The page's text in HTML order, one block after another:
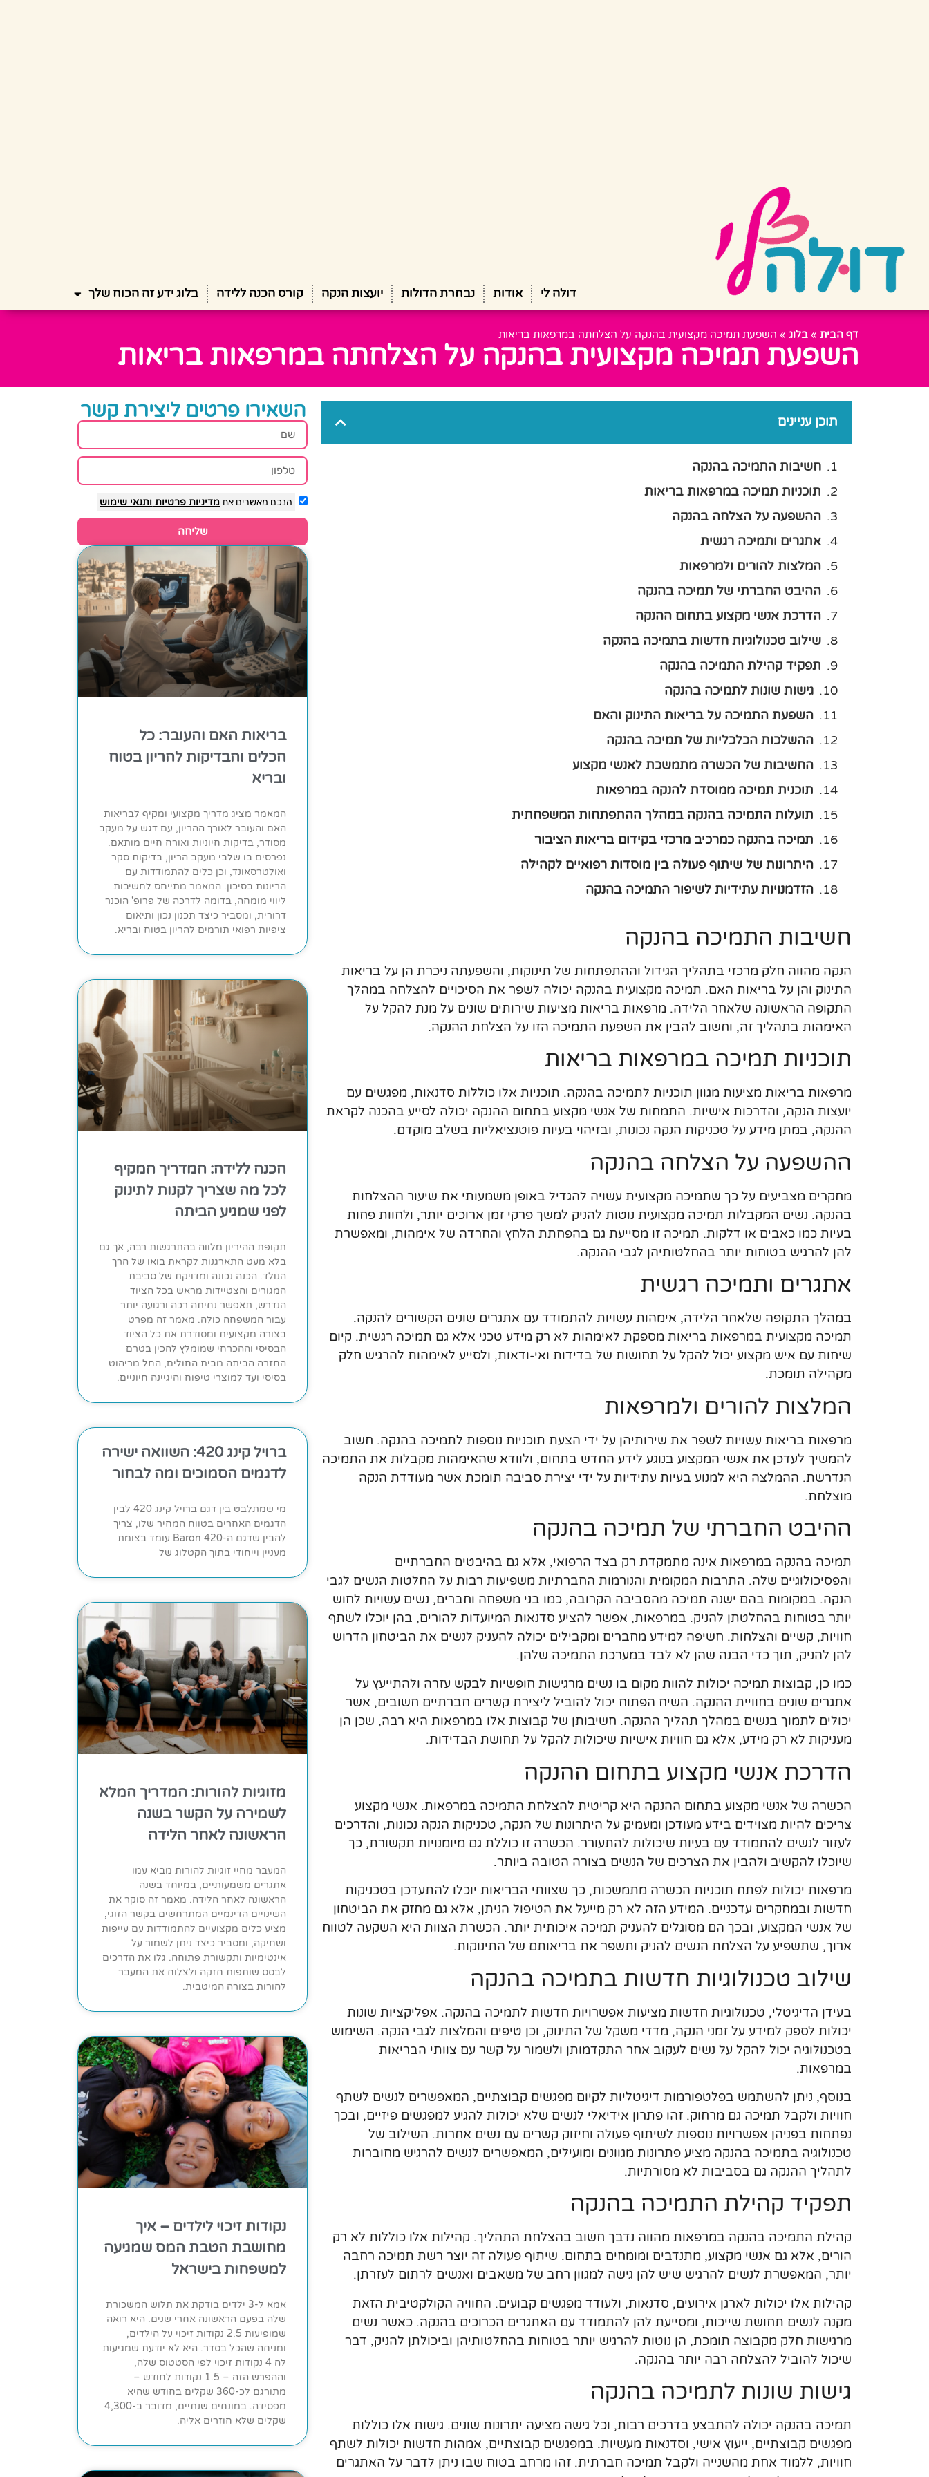
דולה לי אודות נבחרת הדולות יועצות הנקה קורס הכנה ללידה בלוג ידע זה הכוח שלך
דף הבית » בלוג » השפעת תמיכה מקצועית בהנקה על הצלחתה במרפאות בריאות
השפעת תמיכה מקצועית בהנקה על הצלחתה במרפאות בריאות
תוכן עניינים
חשיבות התמיכה בהנקה
תוכניות תמיכה במרפאות בריאות
ההשפעה על הצלחה בהנקה
אתגרים ותמיכה רגשית
המלצות להורים ולמרפאות
ההיבט החברתי של תמיכה בהנקה
הדרכת אנשי מקצוע בתחום ההנקה
שילוב טכנולוגיות חדשות בתמיכה בהנקה
תפקיד קהילת התמיכה בהנקה
גישות שונות לתמיכה בהנקה
השפעת התמיכה על בריאות התינוק והאם
ההשלכות הכלכליות של תמיכה בהנקה
החשיבות של הכשרה מתמשכת לאנשי מקצוע
תוכנית תמיכה ממוסדת להנקה במרפאות
תועלות התמיכה בהנקה במהלך ההתפתחות המשפחתית
תמיכה בהנקה כמרכיב מרכזי בקידום בריאות הציבור
היתרונות של שיתוף פעולה בין מוסדות רפואיים לקהילה
הזדמנויות עתידיות לשיפור התמיכה בהנקה
חשיבות התמיכה בהנקה
הנקה מהווה חלק מרכזי בתהליך הגידול וההתפתחות של תינוקות, והשפעתה ניכרת הן על בריאות
התינוק והן על בריאות האם. תמיכה מקצועית בהנקה יכולה לשפר את הסיכויים להצלחה במהלך
התקופה הראשונה שלאחר הלידה. מרפאות בריאות מציעות שירותים שונים על מנת להקל על
האימהות בתהליך זה, וחשוב להבין את השפעת התמיכה הזו על הצלחת ההנקה.
תוכניות תמיכה במרפאות בריאות
מרפאות בריאות מציעות מגוון תוכניות לתמיכה בהנקה. תוכניות אלו כוללות סדנאות, מפגשים עם
יועצות הנקה, והדרכות אישיות. התמחות של אנשי מקצוע בתחום ההנקה יכולה לסייע בהכנה לקראת
ההנקה, במתן מידע על טכניקות הנקה נכונות, ובזיהוי בעיות פוטנציאליות בשלב מוקדם.
ההשפעה על הצלחה בהנקה
מחקרים מצביעים על כך שתמיכה מקצועית עשויה להגדיל באופן משמעותי את שיעור ההצלחות
בהנקה. נשים המקבלות תמיכה מקצועית נוטות להניק למשך פרקי זמן ארוכים יותר, ולחוות פחות
בעיות כמו כאבים או דלקות. תמיכה זו מסייעת גם בהפחתת הלחץ והחרדה של אימהות, ומאפשרת
להן להרגיש בטוחות יותר בהחלטותיהן לגבי ההנקה.
אתגרים ותמיכה רגשית
במהלך התקופה שלאחר הלידה, אימהות עשויות להתמודד עם אתגרים שונים הקשורים להנקה.
תמיכה מקצועית במרפאות בריאות מספקת לאימהות לא רק מידע טכני אלא גם תמיכה רגשית. קיום
שיחות עם איש מקצוע יכול להקל על תחושות של בדידות ואי-ודאות, ולסייע לאימהות להרגיש חלק
מקהילה תומכת.
המלצות להורים ולמרפאות
מרפאות בריאות עשויות לשפר את שירותיהן על ידי הצעת תוכניות נוספות לתמיכה בהנקה. חשוב
להמשיך לעדכן את אנשי המקצוע בנוגע לידע החדש בתחום, ולוודא שהאימהות מקבלות את התמיכה
הנדרשת. ההמלצה היא למנוע בעיות עתידיות על ידי יצירת סביבה תומכת אשר מעודדת הנקה
מוצלחת.
ההיבט החברתי של תמיכה בהנקה
תמיכה בהנקה במרפאות אינה מתמקדת רק בצד הרפואי, אלא גם בהיבטים החברתיים
והפסיכולוגיים שלה. התרבות המקומית והנורמות החברתיות משפיעות רבות על החלטות הנשים לגבי
הנקה. במקומות בהם ישנה תמיכה מהסביבה הקרובה, כמו בני משפחה וחברים, נשים עשויות לחוש
יותר בטוחות בהחלטתן להניק. במרפאות, אפשר להציע סדנאות המיועדות להורים, בהן יוכלו לשתף
חוויות, קשיים והצלחות. חשיפה למידע מחברים ומקבילים יכולה להעניק לנשים את הביטחון הדרוש
להן להניק, תוך כדי הבנה שהן לא לבד במערכת התמיכה שלהן.
כמו כן, קבוצות תמיכה יכולות להוות מקום בו נשים מרגישות חופשיות לבקש עזרה ולהתייעץ על
אתגרים שונים בחוויית ההנקה. השיח הפתוח יכול להוביל ליצירת קשרים חברתיים חשובים, אשר
יכולים לתמוך בנשים במהלך תהליך ההנקה. חשיבותן של קבוצות אלו במרפאות היא רבה, שכן הן
מעניקות לא רק מידע, אלא גם חוויות אישיות שיכולות להקל על תחושת הבדידות.
הדרכת אנשי מקצוע בתחום ההנקה
הכשרה של אנשי מקצוע בתחום ההנקה היא קריטית להצלחת התמיכה במרפאות. אנשי מקצוע
צריכים להיות מצוידים בידע מעודכן ומעמיק על היתרונות של הנקה, טכניקות הנקה נכונות, והדרכים
לעזור לנשים להתמודד עם בעיות שיכולות להתעורר. הכשרה זו כוללת גם מיומנויות תקשורת, כך
שיוכלו להקשיב ולהבין את הצרכים של הנשים בצורה הטובה ביותר.
מרפאות יכולות לפתח תוכניות הכשרה מתמשכות, כך שצוותי הבריאות יוכלו להתעדכן בטכניקות
חדשות ובמחקרים עדכניים. המידע הזה לא רק מייעל את הטיפול הניתן, אלא גם מחזק את הביטחון
של אנשי המקצוע, ובכך הם מסוגלים להעניק תמיכה איכותית יותר. הכשרת הצוות היא השקעה לטווח
ארוך, שתשפיע על הצלחת הנשים להניק ותשפר את בריאותם של התינוקות.
שילוב טכנולוגיות חדשות בתמיכה בהנקה
בעידן הדיגיטלי, טכנולוגיות חדשות מציעות אפשרויות חדשות לתמיכה בהנקה. אפליקציות שונות
יכולות לספק למידע על זמני הנקה, מדדי משקל של התינוק, וכן טיפים והמלצות לגבי הנקה. השימוש
בטכנולוגיה יכול להקל על נשים לעקוב אחר התקדמותן ולשמור על קשר עם צוותי הבריאות
במרפאות.
בנוסף, ניתן להשתמש בפלטפורמות דיגיטליות לקיום מפגשים קבוצתיים, המאפשרים לנשים לשתף
חוויות ולקבל תמיכה גם מרחוק. זהו פתרון אידיאלי לנשים שלא יכולות להגיע למפגשים פיזיים, ובכך
נפתחות בפניהן אפשרויות נוספות לשיתוף פעולה וחיזוק קשרים עם נשים אחרות. השילוב של
טכנולוגיה בתמיכה בהנקה מציע פתרונות מגוונים ומועילים, המאפשרים לנשים להרגיש מחוברות
לתהליך ההנקה גם בסביבות לא מסורתיות.
תפקיד קהילת התמיכה בהנקה
קהילת התמיכה בהנקה במרפאות מהווה נדבך חשוב בהצלחת התהליך. קהילות אלו כוללות לא רק
הורים, אלא גם אנשי מקצוע, מתנדבים ומומחים בתחום. שיתוף פעולה זה יוצר רשת תמיכה רחבה
יותר, המאפשרת לנשים להרגיש שיש להן גישה למגוון רחב של משאבים ואנשים לרתום לעזרתן.
קהילות אלו יכולות לארגן אירועים, סדנאות, ולעודד מפגשים קבועים. החוויה הקולקטיבית הזאת
מקנה לנשים תחושת שייכות, ומסייעת להן להתמודד עם האתגרים הכרוכים בהנקה. כאשר נשים
מרגישות חלק מקבוצה תומכת, הן נוטות להרגיש יותר בטוחות בהחלטותיהן וביכולתן להניק, דבר
שיכול להוביל להצלחה רבה יותר בהנקה.
גישות שונות לתמיכה בהנקה
תמיכה בהנקה יכולה להתבצע בדרכים רבות, וכל גישה מציעה יתרונות שונים. גישות אלו כוללות
מפגשים קבוצתיים, ייעוץ אישי, וסדנאות מעשיות. במפגשים קבוצתיים, אמהות חדשות יכולות לשתף
חוויות, ללמוד אחת מהשנייה ולקבל תמיכה חברתית. זהו מרחב בטוח שבו ניתן לדבר על האתגרים
השאירו פרטים ליצירת קשר
הנכם מאשרים אתמדיניות פרטיות ותנאי שימוש
שליחה
בריאות האם והעובר: כל
הכלים והבדיקות להריון בטוח
ובריא
המאמר מציג מדריך מקצועי ומקיף לבריאות
האם והעובר לאורך ההריון, עם דגש על מעקב
מסודר, בדיקות חיוניות ואורח חיים מותאם.
נפרסים בו שלבי מעקב הריון, בדיקות סקר
ואולטרסאונד, וכן כלים להתמודדות עם
הריונות בסיכון. המאמר מתייחס לחשיבות
ליווי מומחה, בדומה לדרכה של פרופ' הוכנר
דרורית, ומסביר כיצד תכנון נכון ותיאום
ציפיות רפואי תורמים להריון בטוח ובריא.
הכנה ללידה: המדריך המקיף
לכל מה שצריך לקנות לתינוק
לפני שמגיע הביתה
תקופת ההיריון מלווה בהתרגשות רבה, אך גם
בלא מעט התארגנות לקראת בואו של הרך
הנולד. הכנה נכונה ומדויקת של סביבת
המגורים והצטיידות מראש בכל הציוד
הנדרש, תאפשר נחיתה רכה ורגועה יותר
עבור המשפחה כולה. מאמר זה מפרט
בצורה מקצועית ומסודרת את כל הציוד
הבסיסי וההכרחי שמומלץ להכין בטרם
החזרה הביתה מבית החולים, החל מריהוט
בסיסי ועד למוצרי טיפוח והיגיינה חיוניים.
ברויל קינג 420: השוואה ישירה
לדגמים הסמוכים ומה לבחור
מי שמתלבט בין דגם ברויל קינג 420 לבין
הדגמים האחרים בטווח המחיר שלו, צריך
להבין שדגם ה-Baron 420 עומד בצומת
מעניין וייחודי בתוך הקטלוג של
מזוגיות להורות: המדריך המלא
לשמירה על הקשר בשנה
הראשונה לאחר הלידה
המעבר מחיי זוגיות להורות מביא עמו
אתגרים משמעותיים, במיוחד בשנה
הראשונה לאחר הלידה. מאמר זה סוקר את
השינויים הדינמיים המתרחשים בקשר הזוגי,
מציע כלים מקצועיים להתמודדות עם עייפות
ושחיקה, ומסביר כיצד ניתן לשמור על
אינטימיות ותקשורת פתוחה. גלו את הדרכים
לבסס שותפות חזקה ולצלוח את המעבר
להורות בצורה המיטבית.
נקודות זיכוי לילדים – איך
מחושבת הטבת המס שמגיעה
למשפחות בישראל
אמא ל-3 ילדים בודקת את תלוש המשכורת
שלה בפעם הראשונה אחרי שנים. היא רואה
שמופיעות 2.5 נקודות זיכוי על הילדים,
ומניחה שהכל בסדר. היא לא יודעת שמגיעות
לה 4 נקודות זיכוי לפי הסטטוס שלה,
וההפרש הזה – 1.5 נקודות לחודש –
מתורגם לכ-360 שקלים בחודש שהיא
מפסידה. במונחים שנתיים, מדובר ב-4,300
שקלים שלא חוזרים אליה.